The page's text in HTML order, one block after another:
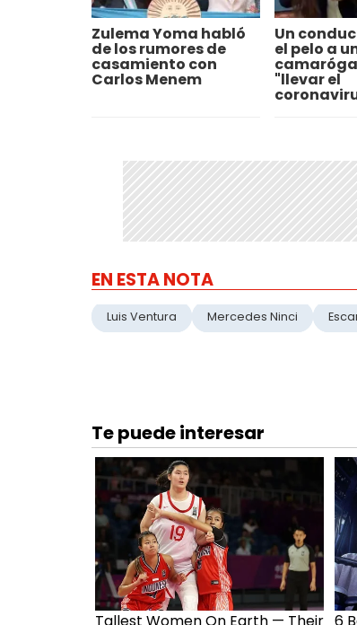
Zulema Yoma habló
de los rumores de
casamiento con
Carlos Menem
Un
el pelo a
"llevar el
EN ESTA NOTA
Luis Ventura Mercedes Ninci